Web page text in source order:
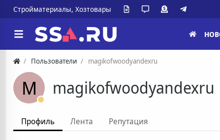
Стройматериалы, Хозтовары
Пользователи magikofwoodyandexru
M magikofwoodyandexru
Профиль Лента Репутация